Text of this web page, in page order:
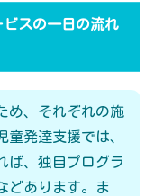
スの一日の流れ
め、それぞれの施
発達支援では、
ば、独自プログラ
どあります。ま